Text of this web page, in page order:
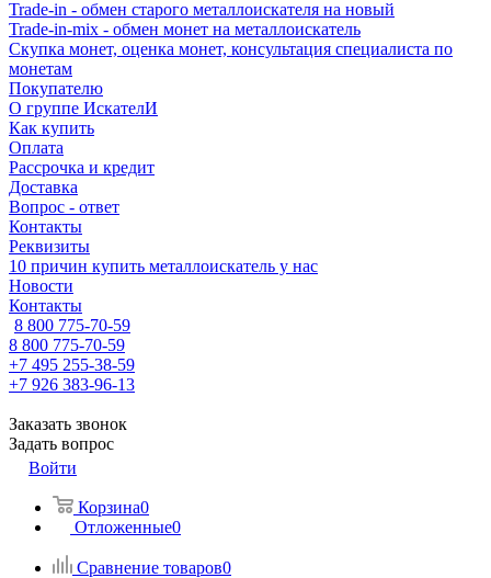
Trade-in - обмен старого металлоискателя на новый
Trade-in-mix - обмен монет на металлоискатель
Скупка монет, оценка монет, консультация специалиста по
монетам
Покупателю
О группе ИскателИ
Как купить
Оплата
Рассрочка и кредит
Доставка
Вопрос - ответ
Контакты
Реквизиты
10 причин купить металлоискатель у нас
Новости
Контакты
8 800 775-70-59
8 800 775-70-59
+7 495 255-38-59
+7 926 383-96-13
Заказать звонок
Задать вопрос
Войти
Корзина0
Отложенные0
Сравнение товаров0